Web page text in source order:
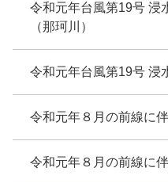
令和元年台風第19号 浸
（那珂川）
令和元年台風第19号 浸
令和元年８月の前線に
令和元年８月の前線に